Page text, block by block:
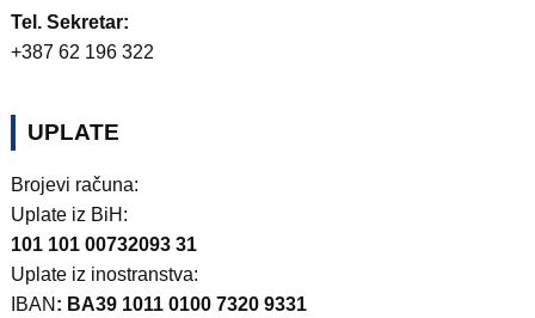
Tel. Sekretar:
+387 62 196 322
UPLATE
Brojevi računa:
Uplate iz BiH:
101 101 00732093 31
Uplate iz inostranstva:
IBAN : BA39 1011 0100 7320 9331